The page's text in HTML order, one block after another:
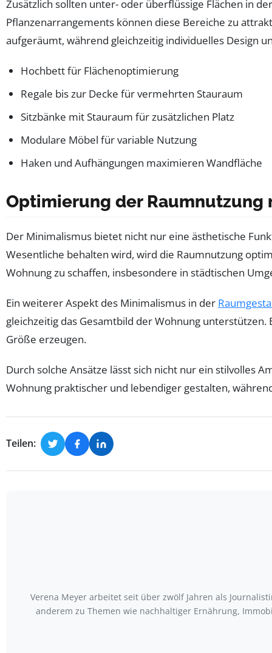
Zusätzlich sollten unter- oder überflüssige Flächen in
Pflanzenarrangements können diese Bereiche zu
aufgeräumt, während gleichzeitig individuelles Design
Hochbett für Flächenoptimierung
Regale bis zur Decke für vermehrten Stauraum
Sitzbänke mit Stauraum für zusätzlichen Platz
Modulare Möbel für variable Nutzung
Haken und Aufhängungen maximieren Wandfläche
Optimierung der
Der Minimalismus bietet nicht nur eine ästhetische
Wesentliche behalten wird, wird die Raumnutzung
Wohnung zu schaffen, insbesondere in städtischen
Ein weiterer Aspekt des Minimalismus in der
gleichzeitig das Gesamtbild der Wohnung
Größe erzeugen.
Durch solche Ansätze lässt sich nicht nur ein stilvolles
Wohnung praktischer und lebendiger gestalten,
Teilen:
Verena Meyer arbeitet seit über zwölf Jahren als
anderem zu Themen wie nachhaltiger Ernährung,